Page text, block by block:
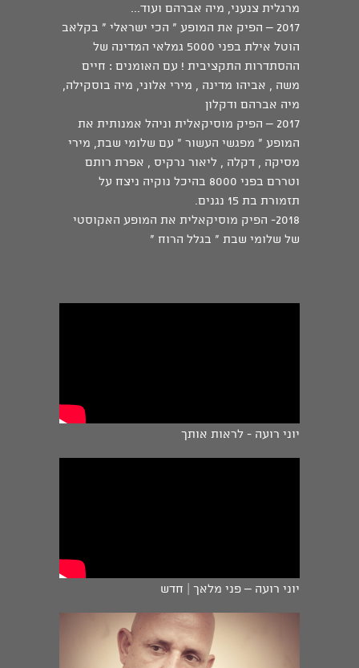
מרגלית צנעני, מיה אברהם ועוד...
2017 – הפיק את המופע " הכי ישראלי " בקלאב
הוטל אילת בפני 5000 גמלאי המדינה של
ההסתדרות התקציבית ! עם האומנים : חיים
משה , אביהו מדינה , מירי אלוני, מיה בוסקילה,
מיה אברהם ודקלון
2017 – הפיק מוסיקאלית וניהל אמנותית את
המופע " מפגשי העשור " עם שלומי שבת, מירי
מסיקה , דקלה , ליאור נרקיס , אפרת רותם
וטררם בפני 8000 בהיכל נוקיה ניצח על
תזמורת בת 15 נגנים.
2018- הפיק מוסיקאלית את המופע האקוסטי
של שלומי שבת " בגלל הרוח "
יוני רועה - לראות אותך
יוני רועה – פני מלאך | חדש